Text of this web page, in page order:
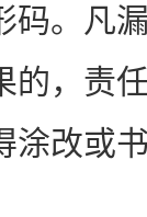
码。凡
的，责
涂改或